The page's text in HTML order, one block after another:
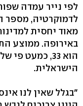
לפי נייר עמדה
לדמוקרטיה, מספר
מאוד יחסית
באירופה. ממוצע
הוא 33, כמעט
הישראלית.
"בגלל שאין לנו